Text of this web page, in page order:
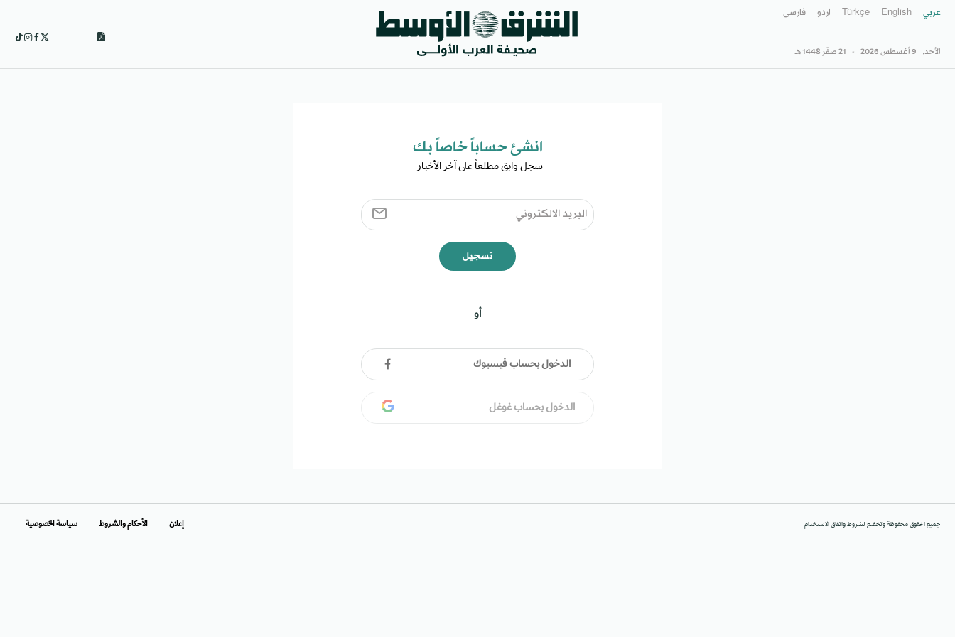
عربي English
Türkçe اردو فارسى
الأحد, 9 أغسطس 2026 - 21 صفَر 1448 هـ
انشئ حساباً خاصاً بك​
سجل وابق مطلعاً على آخر الأخبار ​
تسجيل
أو
الدخول بحساب فيسبوك
الدخول بحساب غوغل
جميع الحقوق محفوظة وتخضع لشروط واتفاق الاستخدام إعلان الأحكام والشروط سياسة الخصوصية